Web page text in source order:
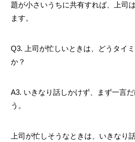
題が小さいうちに共有すれば、上司
ます。
Q3. 上司が忙しいときは、どうタイ
か？
A3. いきなり話しかけず、まず一言
う。
上司が忙しそうなときは、いきなり